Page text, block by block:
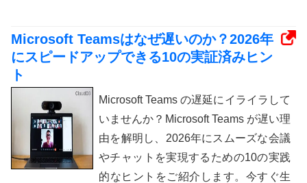
Microsoft Teamsはなぜ遅いのか？2026年
にスピードアップできる10の実証済みヒン
ト
Microsoft Teams の遅延にイライラして
いませんか？Microsoft Teams が遅い理
由を解明し、2026年にスムーズな会議
やチャットを実現するための10の実践
的なヒントをご紹介します。今すぐ生